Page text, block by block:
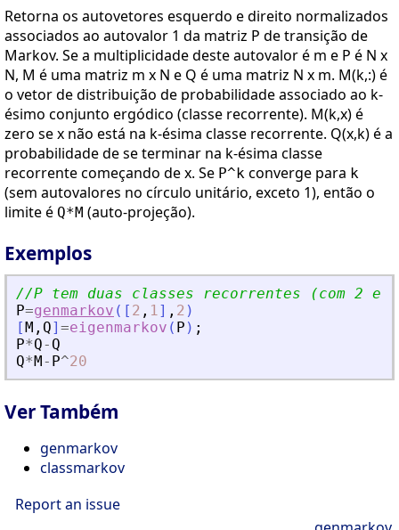
Retorna os autovetores esquerdo e direito normalizados
associados ao autovalor 1 da matriz P de transição de
Markov. Se a multiplicidade deste autovalor é m e P é N x
N, M é uma matriz m x N e Q é uma matriz N x m. M(k,:) é
o vetor de distribuição de probabilidade associado ao k-
ésimo conjunto ergódico (classe recorrente). M(k,x) é
zero se x não está na k-ésima classe recorrente. Q(x,k) é a
probabilidade de se terminar na k-ésima classe
recorrente começando de x. Se P^k converge para k
(sem autovalores no círculo unitário, exceto 1), então o
limite é Q*M (auto-projeção).
Exemplos
//P tem duas classes recorrentes (com 2 e
P=genmarkov ( [ 2 , 1] , 2 )
[M , Q] =eigenmarkov ( P ) ;
P*Q- Q
Q*M- P^20
Ver Também
genmarkov
classmarkov
Report an issue